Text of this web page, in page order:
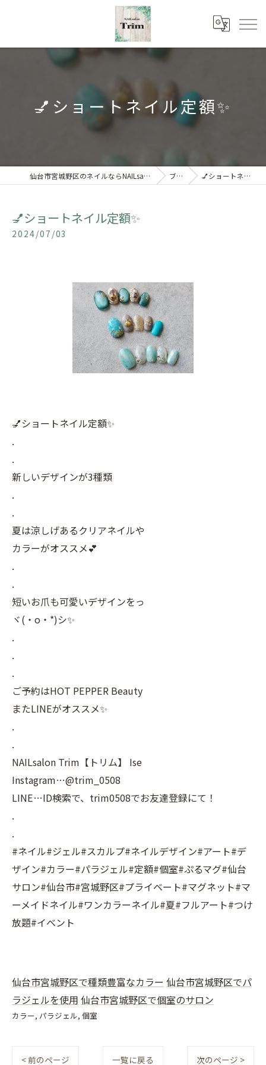
💅ショートネイル定額✨
仙台市宮城野区のネイルならNAILsalon Trim 【トリム】 ブログ 💅ショートネイル定額✨
💅ショートネイル定額✨
2024/07/03
💅ショートネイル定額✨
.
.
新しいデザインが3種類
.
.
夏は涼しげあるクリアネイルや
カラーがオススメ💕
.
.
短いお爪も可愛いデザインをっ
ヾ(・o・*)シ✨️
.
.
.
ご予約はHOT PEPPER Beauty
またLINEがオススメ✨
.
.
NAILsalon Trim【トリム】 Ise
Instagram…@trim_0508
LINE…ID検索で、trim0508でお友達登録にて！
.
.
#ネイル#ジェル#スカルプ#ネイルデザイン#アート#デ
ザイン#カラー#パラジェル#定額#個室#ぷるマグ#仙台
サロン#仙台市#宮城野区#プライベート#マグネット#マ
ーメイドネイル#ワンカラーネイル#夏#フルアート#つけ
放題#イベント
仙台市宮城野区で種類豊富なカラー 仙台市宮城野区でパ
ラジェルを使用 仙台市宮城野区で個室のサロン
カラー パラジェル 個室
< 前のページ 一覧に戻る 次のページ >